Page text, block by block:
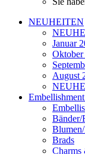
NEUHEITEN
Januar
Oktober
August
Bänder/
Brads
Charms